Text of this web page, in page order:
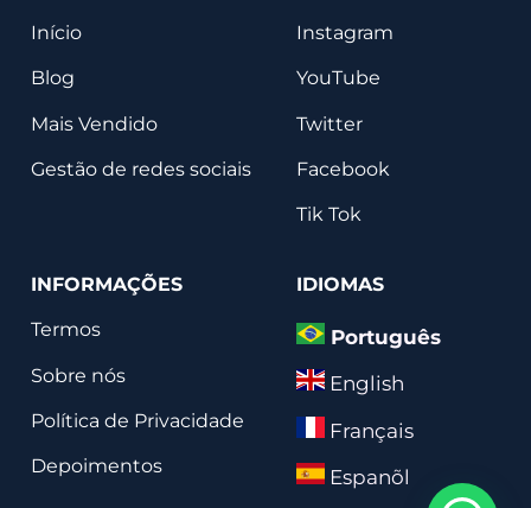
Início
Blog
Mais Vendido
Gestão de redes sociais
Instagram
YouTube
Twitter
Facebook
Tik Tok
INFORMAÇÕES
Termos
Sobre nós
Política de Privacidade
Depoimentos
IDIOMAS
Português
English
Français
Espanõl